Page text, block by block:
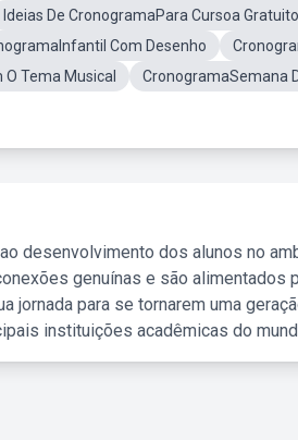
Ideias De CronogramaPara Cursoa
Com Desenho
Tema Musical
CronogramaSemana
desenvolvimento dos alunos no
genuínas e são alimentados
jornada para se tornarem uma
instituições acadêmicas do